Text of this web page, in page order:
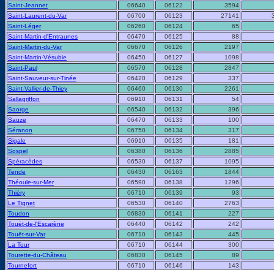
Saint-Jeannet 06640 06122
3594
Saint-Laurent-du-Var
06700 06123 27141
Saint-Léger
06260 06124
65
Saint-Martin-d'Entraunes
06470 06125
88
Saint-Martin-du-Var
06670 06126
2197
Saint-Martin-Vésubie
06450 06127
1098
Saint-Paul
06570 06128
2847
Saint-Sauveur-sur-Tinée
06420 06129
337
Saint-Vallier-de-Thiey
06460 06130
2261
Sallagriffon
06910 06131
54
Saorge
06540 06132
396
Sauze
06470 06133
100
Séranon
06750 06134
317
Sigale
06910 06135
181
Sospel
06380 06136
2885
Spéracèdes
06530 06137
1095
Tende
06430 06163
1844
Théoule-sur-Mer
06590 06138
1296
Thiéry
06710 06139
93
Le Tignet
06530 06140
2763
Toudon
06830 06141
227
Touët-de-l'Escarène
06440 06142
242
Touët-sur-Var
06710 06143
445
La Tour
06710 06144
300
Tourette-du-Château
06830 06145
89
Tournefort
06710 06146
143